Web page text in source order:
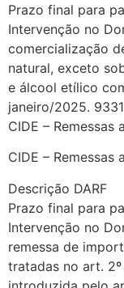
Prazo final para
Intervenção no
comercialização
natural, exceto
e álcool etílico
janeiro/2025. 9331
CIDE – Remessas
CIDE – Remessas
Descrição DARF
Prazo final para
Intervenção no
remessa de
tratadas no art.